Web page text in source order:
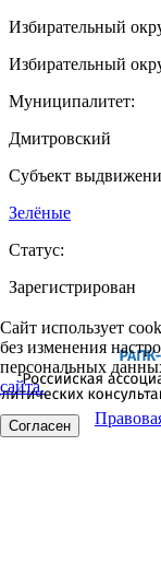
Избирательный
Избирательный
Муниципалитет:
Дмитровский
Субъект
Зелёные
Статус:
Зарегистрирован
Сайт использует
без изменения
персональных
сайта.
Согласен